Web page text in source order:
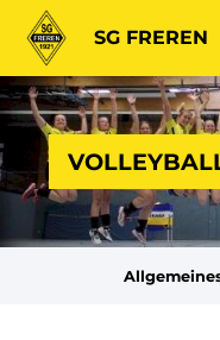
SG FREREN